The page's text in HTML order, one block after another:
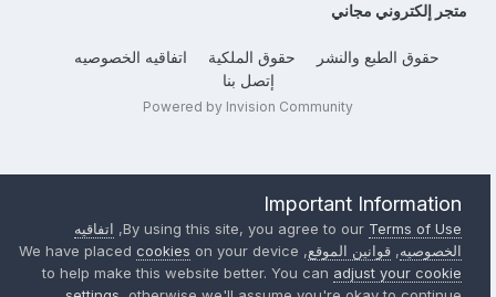
متجر إلكتروني مجاني
حقوق الطبع والنشر حقوق الملكية
اتفاقيه الخصوصيه
إتصل بنا
Powered by Invision Community
Important Information
By using this site, you agree to ourTerms of Use
, اتفاقيه
الخصوصيه, قوانين الموقع, We have placed
cookies on your device
to help make this website better. You canadjust your cookie